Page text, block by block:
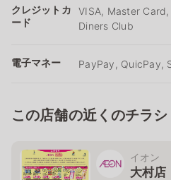
クレジットカ
ード
VISA, Master
Diners Club
電子マネー PayPay, QuicPay,
この店舗の近くのチラシ
イオン
大村店